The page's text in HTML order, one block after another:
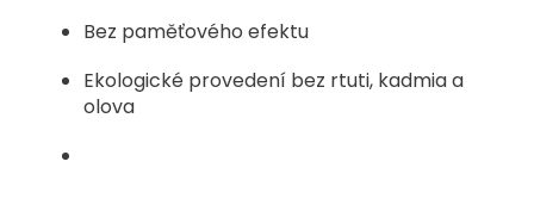
Bez paměťového efektu
Ekologické provedení bez rtuti, kadmia a
olova